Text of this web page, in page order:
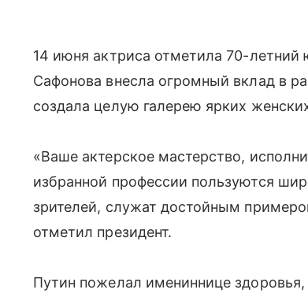
14 июня актриса отметила 70-летний
Сафонова внесла огромный вклад в
создала целую галерею ярких
«Ваше актерское мастерство,
избранной профессии пользуются
зрителей, служат достойным
отметил президент.
Путин пожелал имениннице здоровья,